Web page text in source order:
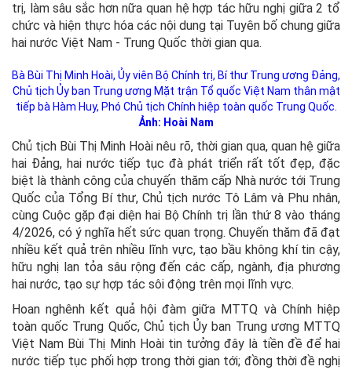
trị, làm sâu sắc hơn nữa quan hệ hợp tác hữu nghị giữa 2 tổ
chức và hiện thực hóa các nội dung tại Tuyên bố chung giữa
hai nước Việt Nam - Trung Quốc thời gian qua.
Bà Bùi Thị Minh Hoài, Ủy viên Bộ Chính trị, Bí thư Trung ương Đảng,
Chủ tịch Ủy ban Trung ương Mặt trận Tổ quốc Việt Nam thân mật
tiếp bà Hàm Huy, Phó Chủ tịch Chính hiệp toàn quốc Trung Quốc.
Ảnh: Hoài Nam
Chủ tịch Bùi Thị Minh Hoài nêu rõ, thời gian qua, quan hệ giữa
hai Đảng, hai nước tiếp tục đà phát triển rất tốt đẹp, đặc
biệt là thành công của chuyến thăm cấp Nhà nước tới Trung
Quốc của Tổng Bí thư, Chủ tịch nước Tô Lâm và Phu nhân,
cùng Cuộc gặp đại diện hai Bộ Chính trị lần thứ 8 vào tháng
4/2026, có ý nghĩa hết sức quan trọng. Chuyến thăm đã đạt
nhiều kết quả trên nhiều lĩnh vực, tạo bầu không khí tin cậy,
hữu nghị lan tỏa sâu rộng đến các cấp, ngành, địa phương
hai nước, tạo sự hợp tác sôi động trên mọi lĩnh vực.
Hoan nghênh kết quả hội đàm giữa MTTQ và Chính hiệp
toàn quốc Trung Quốc, Chủ tịch Ủy ban Trung ương MTTQ
Việt Nam Bùi Thị Minh Hoài tin tưởng đây là tiền đề để hai
nước tiếp tục phối hợp trong thời gian tới; đồng thời đề nghị